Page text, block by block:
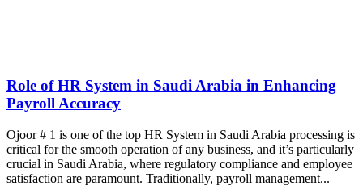
Role of HR System in Saudi Arabia in Enhancing
Payroll Accuracy
Ojoor # 1 is one of the top HR System in Saudi Arabia processing is
critical for the smooth operation of any business, and it’s particularly
crucial in Saudi Arabia, where regulatory compliance and employee
satisfaction are paramount. Traditionally, payroll management...